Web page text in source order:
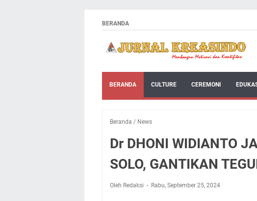
BERANDA
BERANDA CULTURE CEREMONI
Beranda / News
Dr DHONI WIDIANTO
SOLO, GANTIKAN
Oleh Redaksi Rabu, September 25, 2024